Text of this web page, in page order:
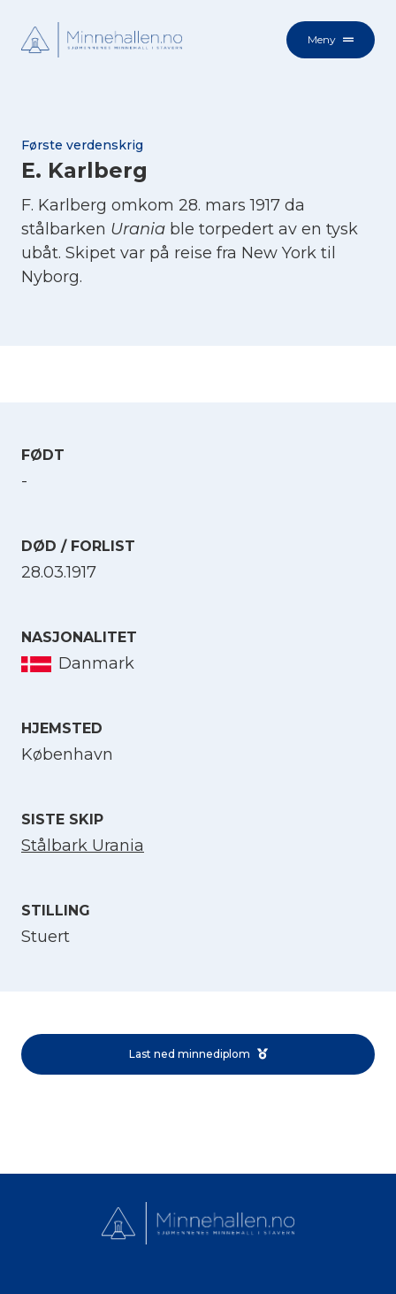
Meny
Første verdenskrig
E. Karlberg
F. Karlberg omkom 28. mars 1917 da
stålbarken Urania ble torpedert av en tysk
ubåt. Skipet var på reise fra New York til
Nyborg.
FØDT
-
DØD / FORLIST
28.03.1917
NASJONALITET
Danmark
HJEMSTED
København
SISTE SKIP
Stålbark Urania
STILLING
Stuert
Last ned minnediplom
Norsk bokmål